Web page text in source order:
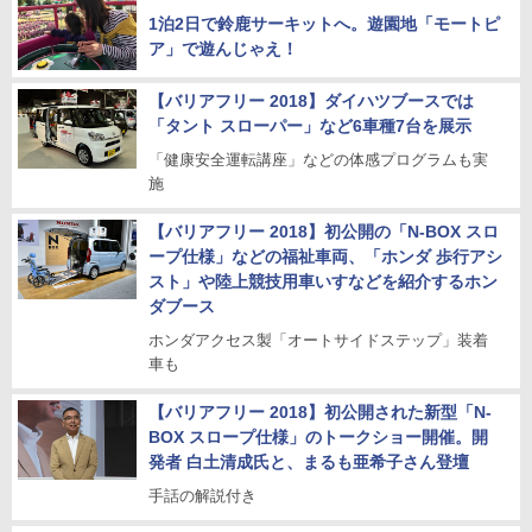
1泊2日で鈴鹿サーキットへ。遊園地「モートピ
ア」で遊んじゃえ！
【バリアフリー 2018】ダイハツブースでは
「タント スローパー」など6車種7台を展示
「健康安全運転講座」などの体感プログラムも実
施
【バリアフリー 2018】初公開の「N-BOX スロ
ープ仕様」などの福祉車両、「ホンダ 歩行アシ
スト」や陸上競技用車いすなどを紹介するホン
ダブース
ホンダアクセス製「オートサイドステップ」装着
車も
【バリアフリー 2018】初公開された新型「N-
BOX スロープ仕様」のトークショー開催。開
発者 白土清成氏と、まるも亜希子さん登壇
手話の解説付き